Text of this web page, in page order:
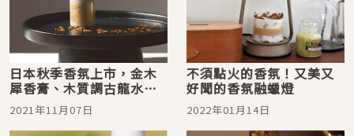
日本秋季香氛上市，金木
犀香膏、木質調古龍水、
夜用冥想香水讓你隨時隨
地被香氛圍繞
2021年11月07日
不須點火的香氛！又美又
好聞的香氛融蠟燈
2022年01月14日